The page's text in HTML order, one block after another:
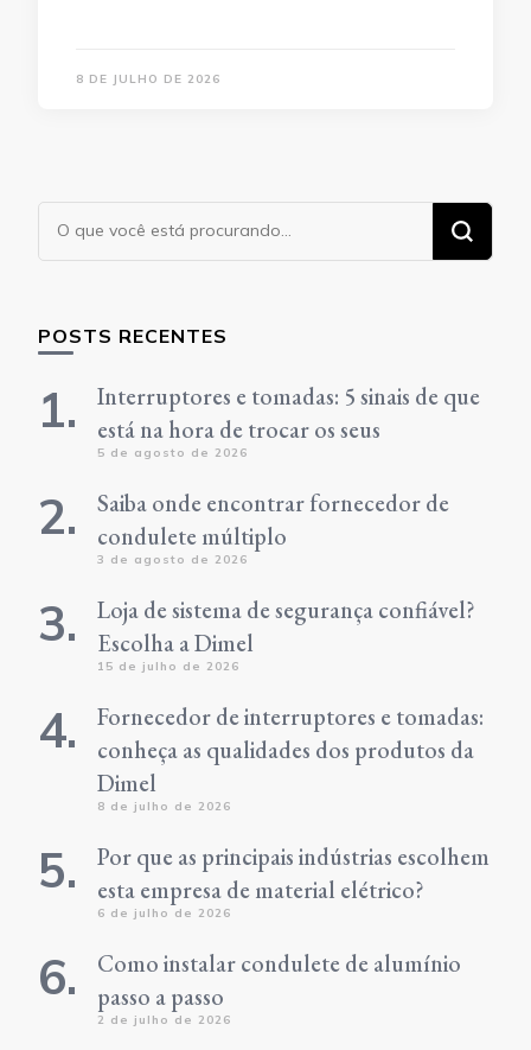
8 DE JULHO DE 2026
Procurando
POSTS RECENTES
Interruptores e tomadas: 5 sinais de que
está na hora de trocar os seus
5 de agosto de 2026
Saiba onde encontrar fornecedor de
condulete múltiplo
3 de agosto de 2026
Loja de sistema de segurança confiável?
Escolha a Dimel
15 de julho de 2026
Fornecedor de interruptores e tomadas:
conheça as qualidades dos produtos da
Dimel
8 de julho de 2026
Por que as principais indústrias escolhem
esta empresa de material elétrico?
6 de julho de 2026
Como instalar condulete de alumínio
passo a passo
2 de julho de 2026